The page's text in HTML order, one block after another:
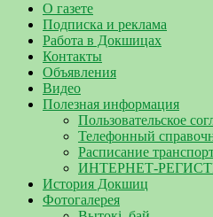
О газете
Подписка и реклама
Работа в Докшицах
Контакты
Объявления
Видео
Полезная информация
Пользовательское
Телефонный
Расписание
ИНТЕРНЕТ-
История Докшиц
Фотогалерея